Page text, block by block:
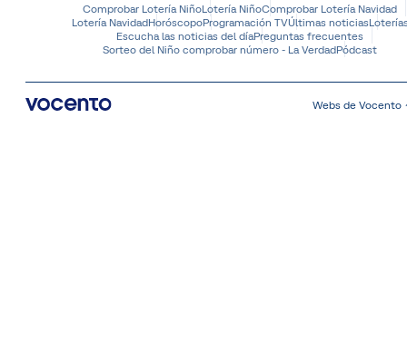
Comprobar Lotería NiñoLotería NiñoComprobar Lotería Navidad
Lotería NavidadHoróscopoProgramación TVÚltimas noticias
Escucha las noticias del díaPreguntas frecuentes
Sorteo del Niño comprobar número - La VerdadPódcast
Webs de Vocento